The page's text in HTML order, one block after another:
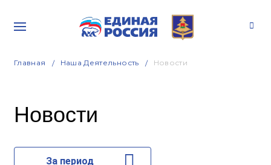
Главная Наша Деятельность Новости
Новости
За период